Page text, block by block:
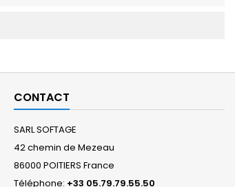
CONTACT
SARL SOFTAGE
42 chemin de Mezeau
86000 POITIERS France
Téléphone: +33 05.79.79.55.50